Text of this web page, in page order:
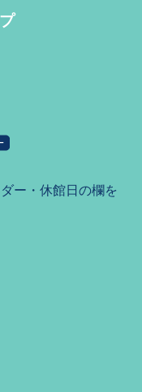
ー・休館日の欄を